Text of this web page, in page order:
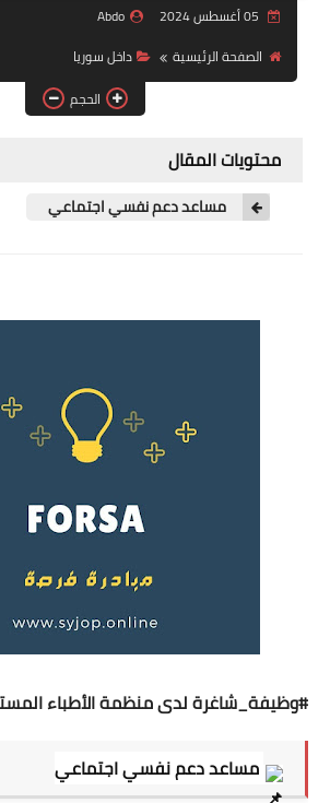
فرص عمل
فرص عمل
دورات تدريبية
Abdo
الصفحة الرئيسية
داخل سوريا
الحجم
محتويات المقال
مساعد دعم نفسي اجتماعي
#وظيفة_شاغرةلدى منظمة الأطباء
مساعد دعم نفسي اجتماعي